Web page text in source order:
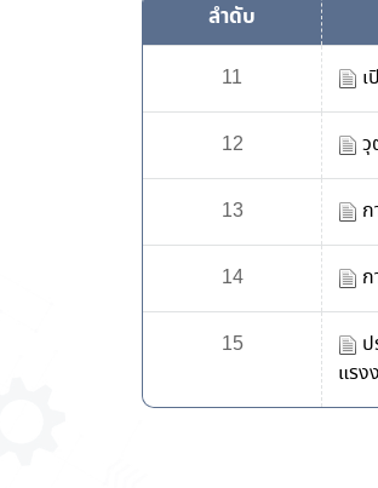
ลำดับ
11
12 วุ
13
14
15
แรง